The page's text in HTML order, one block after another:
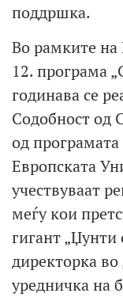
поддршка.
Во рамките
12. програма
годинава се
Содобност од
од
Европската
учествуваат
меѓу кои
гигант
директорка во
уредничка на